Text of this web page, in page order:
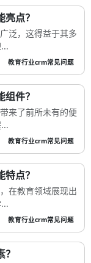
点？
泛，这得益于其多
教育行业crm常见问题
件？
来了前所未有的便
教育行业crm常见问题
点？
在教育领域展现出
教育行业crm常见问题